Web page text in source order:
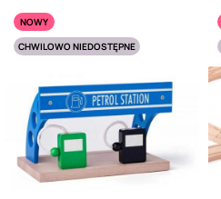
NOWY
CHWILOWO NIEDOSTĘPNE